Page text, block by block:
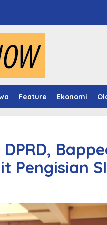
Feature Ekonomi
Pengisian